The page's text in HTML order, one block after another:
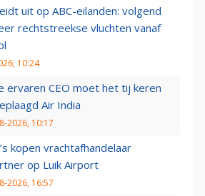
uit op ABC-eilanden: volgend
rechtstreekse vluchten vanaf
10:24
ervaren CEO moet het tij keren
Air India
2026, 10:17
kopen vrachtafhandelaar
op Luik Airport
2026, 16:57